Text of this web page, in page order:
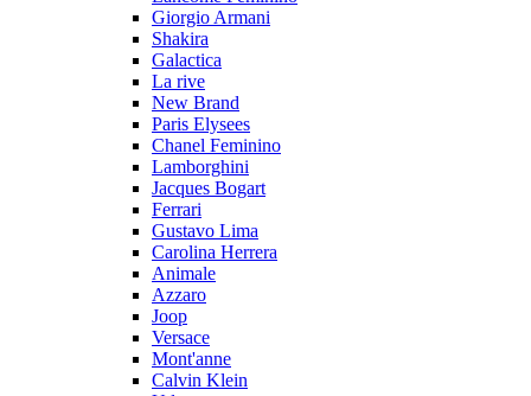
Giorgio Armani
Shakira
Galactica
La rive
New Brand
Paris Elysees
Chanel Feminino
Lamborghini
Jacques Bogart
Ferrari
Gustavo Lima
Carolina Herrera
Animale
Azzaro
Joop
Versace
Mont'anne
Calvin Klein